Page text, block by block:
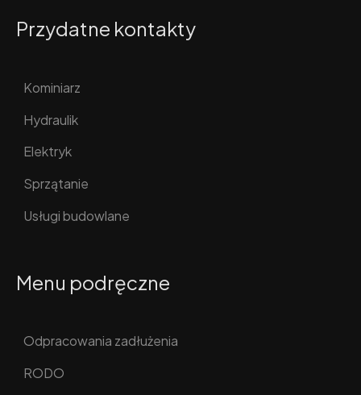
Przydatne kontakty
Kominiarz
Hydraulik
Elektryk
Sprzątanie
Usługi budowlane
Menu podręczne
Odpracowania zadłużenia
RODO